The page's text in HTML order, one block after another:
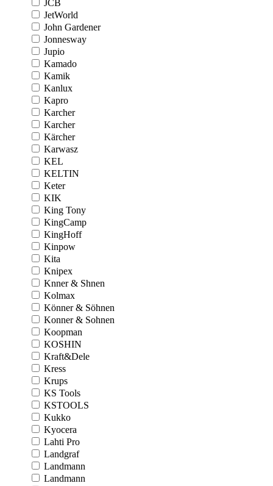
JCB
JetWorld
John Gardener
Jonnesway
Jupio
Kamado
Kamik
Kanlux
Kapro
Karcher
Karcher
Kärcher
Karwasz
KEL
KELTIN
Keter
KIK
King Tony
KingCamp
KingHoff
Kinpow
Kita
Knipex
Knner & Shnen
Kolmax
Könner & Söhnen
Konner & Sohnen
Koopman
KOSHIN
Kraft&Dele
Kress
Krups
KS Tools
KSTOOLS
Kukko
Kyocera
Lahti Pro
Landgraf
Landmann
Landmann